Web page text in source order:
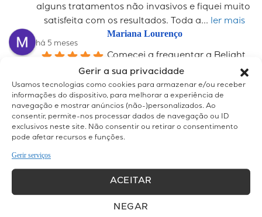
Gerir a sua privacidade
Usamos tecnologias como cookies para armazenar e/ou receber
informações do dispositivo, para melhorar a experiência de
navegação e mostrar anúncios (não-)personalizados. Ao
consentir, permite-nos processar dados de navegação ou ID
exclusivos neste site. Não consentir ou retirar o consentimento
pode afetar recursos e funções.
Gerir serviços
ACEITAR
NEGAR
alguns tratamentos não invasivos e fiquei muito
satisfeita com os resultados. Toda a... ler mais
Mariana Lourenço
há 5 meses
Comecei a frequentar a Belight
pela depilação a laser na qual obtive ótimos
resultados! Mas logo descobri as maravilhas... ler
mais
Catarina Névoa
há 5 meses
Frequento esta clínica e não
o primeiro dia, fui sempre recebida com
Graça Corte-Real
há 5 meses
O espaço é muito cuidado e